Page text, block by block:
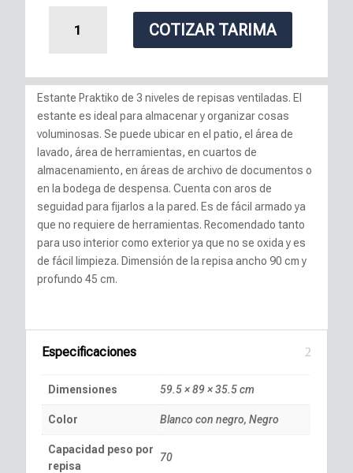
Praktiko
COTIZAR TARIMA
Estante Praktiko de 3 niveles de repisas ventiladas. El
estante es ideal para almacenar y organizar cosas
voluminosas. Se puede ubicar en el patio, el área de
lavado, área de herramientas, en cuartos de
almacenamiento, en áreas de archivo de documentos o
en la bodega de despensa. Cuenta con aros de
seguidad para fijarlos a la pared. Es de fácil armado ya
que no requiere de herramientas. Recomendado tanto
para uso interior como exterior ya que no se oxida y es
de fácil limpieza. Dimensión de la repisa ancho 90 cm y
profundo 45 cm.
Especificaciones
Dimensiones 59.5 × 89 × 35.5 cm
Color Blanco con negro, Negro
Capacidad peso por
repisa
70